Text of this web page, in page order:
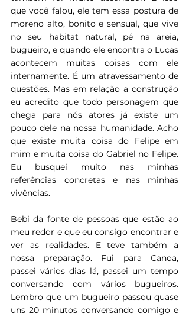
que você falou, ele tem essa postura de
moreno alto, bonito e sensual, que vive
no seu habitat natural, pé na areia,
bugueiro, e quando ele encontra o Lucas
acontecem muitas coisas com ele
internamente. É um atravessamento de
questões. Mas em relação a construção
eu acredito que todo personagem que
chega para nós atores já existe um
pouco dele na nossa humanidade. Acho
que existe muita coisa do Felipe em
mim e muita coisa do Gabriel no Felipe.
Eu busquei muito nas minhas
referências concretas e nas minhas
vivências.
Bebi da fonte de pessoas que estão ao
meu redor e que eu consigo encontrar e
ver as realidades. E teve também a
nossa preparação. Fui para Canoa,
passei vários dias lá, passei um tempo
conversando com vários bugueiros.
Lembro que um bugueiro passou quase
uns 20 minutos conversando comigo e